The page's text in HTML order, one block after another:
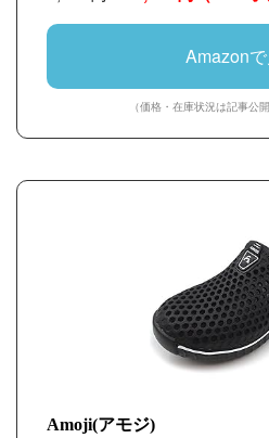
Amazon
（価格・在庫状況は記事公
Amoji(アモジ)